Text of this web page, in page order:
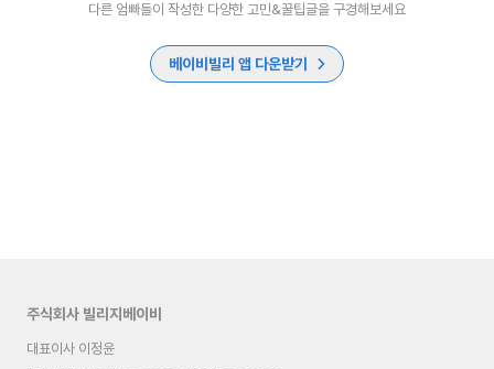
다른 엄빠들이 작성한 다양한 고민&꿀팁글을 구경해보세요
베이비빌리 앱 다운받기
주식회사 빌리지베이비
대표이사 이정윤